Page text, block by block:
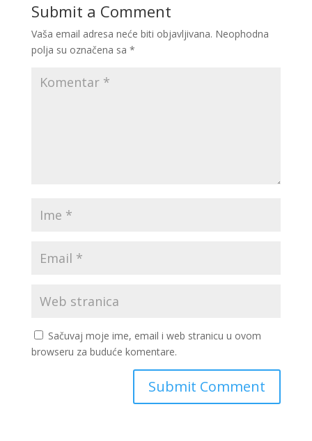
Submit a Comment
Vaša email adresa neće biti objavljivana. Neophodna
polja su označena sa *
Sačuvaj moje ime, email i web stranicu u ovom
browseru za buduće komentare.